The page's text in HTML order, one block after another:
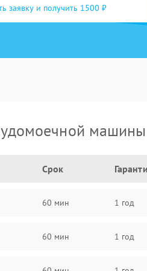
заявку и получить 1500 ₽
Срок
60 мин 1 год
60 мин 1 год